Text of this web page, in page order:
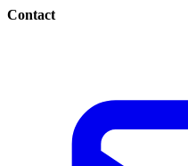
Contact